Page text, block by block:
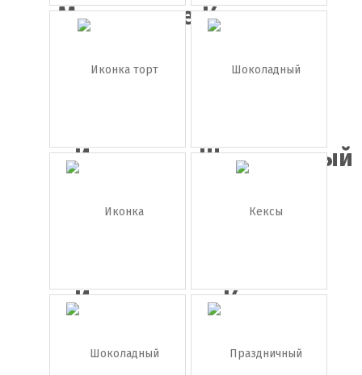
Мороженое
в рожке
Карамель
Иконка
Шоколадный
батонч...
Иконка
пирожное
Кексы